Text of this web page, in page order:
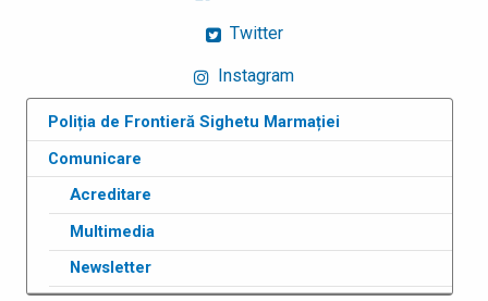
Twitter
Instagram
Poliția de Frontieră Sighetu Marmației
Comunicare
Acreditare
Multimedia
Newsletter